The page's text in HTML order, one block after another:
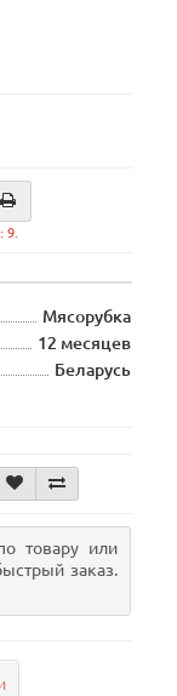
9.
Мясорубка
12 месяцев
Беларусь
товару или
заказ.